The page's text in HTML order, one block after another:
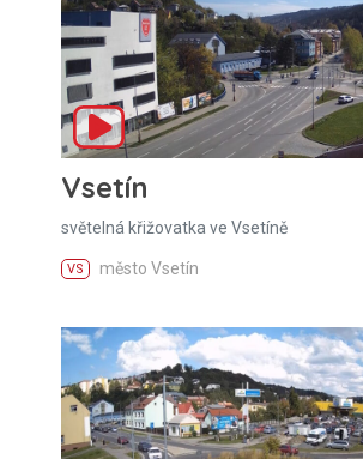
Vsetín
světelná křižovatka ve Vsetíně
VS město Vsetín